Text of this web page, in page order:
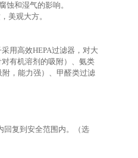
蚀和湿气的影响。
美观大方。
用高效HEPA过滤器，对大
有机溶剂的吸附）、氨类
，能力强）、甲醛类过滤
回复到安全范围内。
（选